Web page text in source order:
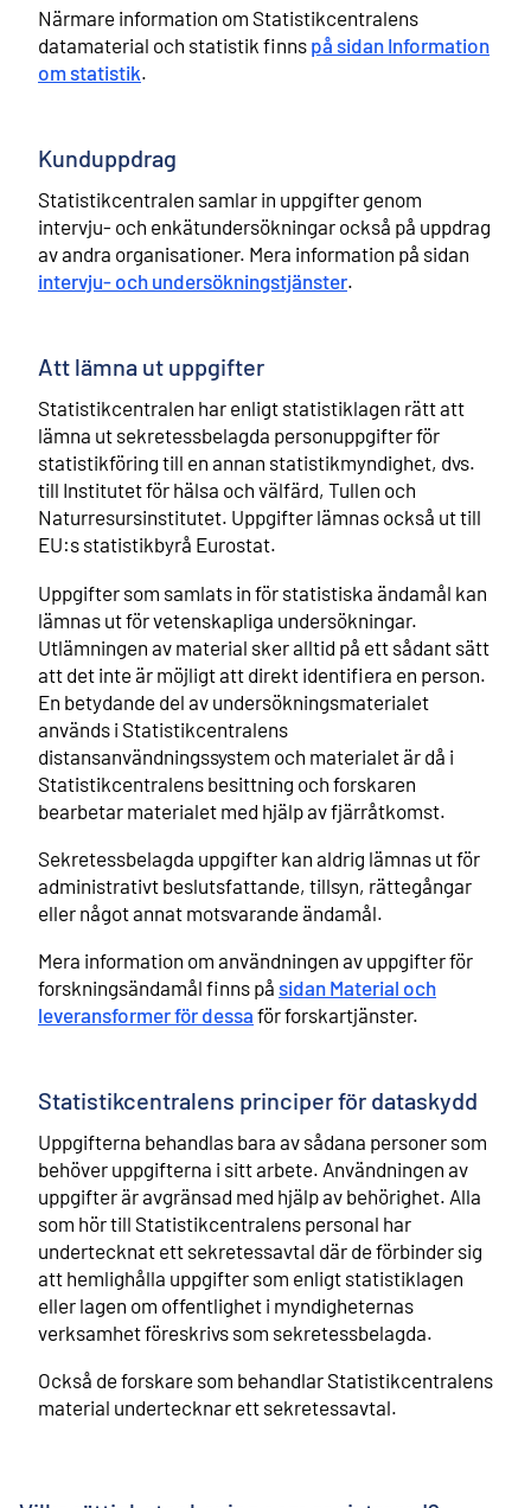
Närmare information om Statistikcentralens
datamaterial och statistik finns på sidan Information
om statistik.
Kunduppdrag
Statistikcentralen samlar in uppgifter genom
intervju- och enkätundersökningar också på uppdrag
av andra organisationer. Mera information på sidan
intervju- och undersökningstjänster.
Att lämna ut uppgifter
Statistikcentralen har enligt statistiklagen rätt att
lämna ut sekretessbelagda personuppgifter för
statistikföring till en annan statistikmyndighet, dvs.
till Institutet för hälsa och välfärd, Tullen och
Naturresursinstitutet. Uppgifter lämnas också ut till
EU:s statistikbyrå Eurostat.
Uppgifter som samlats in för statistiska ändamål kan
lämnas ut för vetenskapliga undersökningar.
Utlämningen av material sker alltid på ett sådant sätt
att det inte är möjligt att direkt identifiera en person.
En betydande del av undersökningsmaterialet
används i Statistikcentralens
distansanvändningssystem och materialet är då i
Statistikcentralens besittning och forskaren
bearbetar materialet med hjälp av fjärråtkomst.
Sekretessbelagda uppgifter kan aldrig lämnas ut för
administrativt beslutsfattande, tillsyn, rättegångar
eller något annat motsvarande ändamål.
Mera information om användningen av uppgifter för
forskningsändamål finns på sidan Material och
leveransformer för dessa för forskartjänster.
Statistikcentralens principer för dataskydd
Uppgifterna behandlas bara av sådana personer som
behöver uppgifterna i sitt arbete. Användningen av
uppgifter är avgränsad med hjälp av behörighet. Alla
som hör till Statistikcentralens personal har
undertecknat ett sekretessavtal där de förbinder sig
att hemlighålla uppgifter som enligt statistiklagen
eller lagen om offentlighet i myndigheternas
verksamhet föreskrivs som sekretessbelagda.
Också de forskare som behandlar Statistikcentralens
material undertecknar ett sekretessavtal.